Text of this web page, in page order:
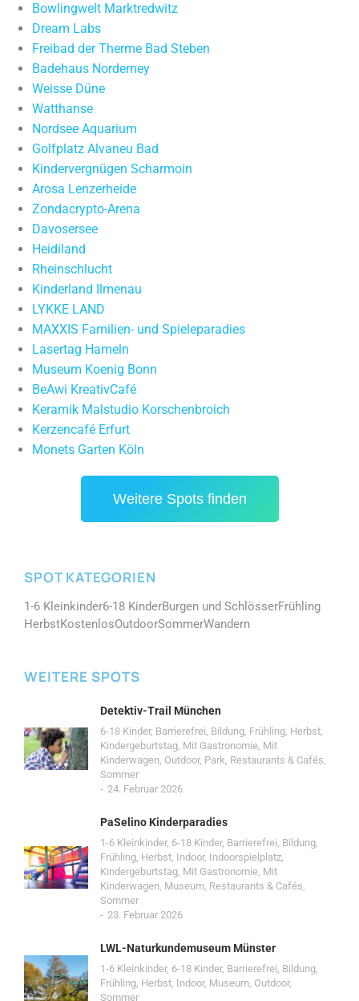
Bowlingwelt Marktredwitz
Dream Labs
Freibad der Therme Bad Steben
Badehaus Norderney
Weisse Düne
Watthanse
Nordsee Aquarium
Golfplatz Alvaneu Bad
Kindervergnügen Scharmoin
Arosa Lenzerheide
Zondacrypto-Arena
Davosersee
Heidiland
Rheinschlucht
Kinderland Ilmenau
LYKKE LAND
MAXXIS Familien- und Spieleparadies
Lasertag Hameln
Museum Koenig Bonn
BeAwi KreativCafé
Keramik Malstudio Korschenbroich
Kerzencafé Erfurt
Monets Garten Köln
Weitere Spots finden
SPOT KATEGORIEN
1-6 Kleinkinder6-18 KinderBurgen und SchlösserFrühling
HerbstKostenlosOutdoorSommerWandern
WEITERE SPOTS
Detektiv-Trail München
6-18 Kinder, Barrierefrei, Bildung, Frühling, Herbst,
Kindergeburtstag, Mit Gastronomie, Mit
Kinderwagen, Outdoor, Park, Restaurants & Cafés,
Sommer
24. Februar 2026
PaSelino Kinderparadies
1-6 Kleinkinder, 6-18 Kinder, Barrierefrei, Bildung,
Frühling, Herbst, Indoor, Indoorspielplatz,
Kindergeburtstag, Mit Gastronomie, Mit
Kinderwagen, Museum, Restaurants & Cafés,
Sommer
23. Februar 2026
LWL-Naturkundemuseum Münster
1-6 Kleinkinder, 6-18 Kinder, Barrierefrei, Bildung,
Frühling, Herbst, Indoor, Museum, Outdoor,
Sommer